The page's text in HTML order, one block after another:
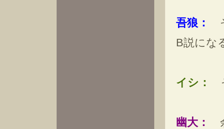
吾狼：
B説にな
イシ：
幽大：